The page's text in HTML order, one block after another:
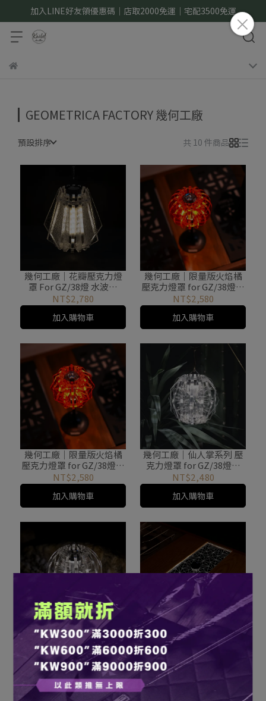
加入LINE好友領優惠碼｜店取2000免運｜宅配3500免運
GEOMETRICA FACTORY 幾何工廠
預設排序 共 10 件商品
幾何工廠｜花瓣壓克力燈
罩 For GZ/38燈 水波紋
Retro Glass
NT$2,780
加入購物車
幾何工廠｜限量版火焰橘
壓克力燈罩 for GZ/38燈｜
LUNA
NT$2,580
加入購物車
幾何工廠｜限量版火焰橘
壓克力燈罩 for GZ/38燈｜
STELLA
NT$2,580
加入購物車
幾何工廠｜仙人掌系列 壓
克力燈罩 for GZ/38燈｜
STELLA
NT$2,480
加入購物車
幾何工廠｜仙人掌系列 壓
克力燈罩 for GZ/38燈｜
LUNA
NT$2,480
加入購物車
幾何工廠｜IGT 半單位壓克
力導光板 for GoalZero｜
Octagram 八角星
NT$2,280
加入購物車